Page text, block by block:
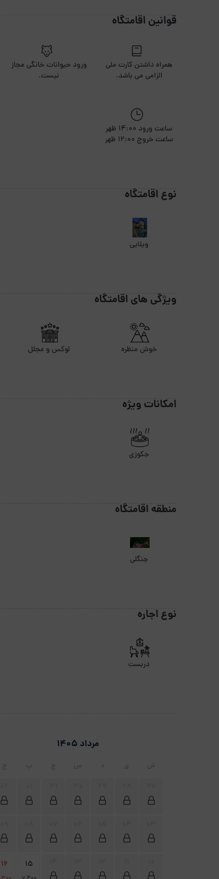
ساعت ورود 15:00 ظهر ساعت خروج 11:00 ظهر
ورود حیوانات خانگی مجاز نیست.
استعمال دخانیات مجاز نیست.
پذیرش گروه های مجردی خانم ها مجاز است.
قوانین اقامتگاه
همراه داشتن کارت ملی
الزامی می باشد.
ورود حیوانات خانگی مجاز
نیست.
ساعت ورود 14:00 ظهر
ساعت خروج 12:00 ظهر
نوع اقامتگاه
ویلایی
ویژگی های اقامتگاه
خوش منظره لوکس و مجلل
امکانات ویژه
جکوزی
منطقه اقامتگاه
جنگلی
نوع اجاره
دربست
مرداد 1405
ش ی د س چ پ ج
15
16